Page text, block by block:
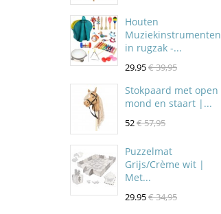
Houten
Muziekinstrumenten
in rugzak -...
29.95€ 39,95
Stokpaard met open
mond en staart |...
52€ 57,95
Puzzelmat
Grijs/Crème wit |
Met...
29.95€ 34,95